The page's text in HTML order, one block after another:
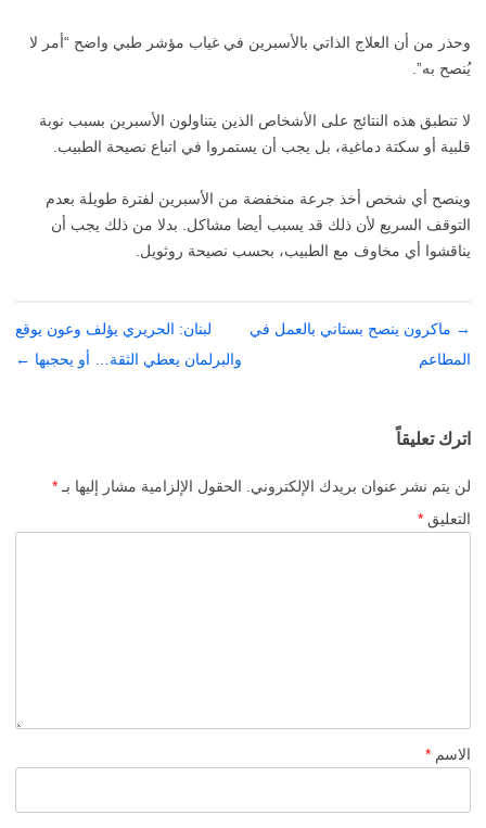
وحذر من أن العلاج الذاتي بالأسبرين في غياب مؤشر طبي واضح “أمر لا
يُنصح به”.
لا تنطبق هذه النتائج على الأشخاص الذين يتناولون الأسبرين بسبب نوبة
قلبية أو سكتة دماغية، بل يجب أن يستمروا في اتباع نصيحة الطبيب.
وينصح أي شخص أخذ جرعة منخفضة من الأسبرين لفترة طويلة بعدم
التوقف السريع لأن ذلك قد يسبب أيضا مشاكل. بدلا من ذلك يجب أن
يناقشوا أي مخاوف مع الطبيب، بحسب نصيحة روثويل.
تصفّح
المقالات
→ ماكرون ينصح بستاني بالعمل في
المطاعم
لبنان: الحريري يؤلف وعون يوقع
والبرلمان يعطي الثقة… أو يحجبها ←
اترك تعليقاً
لن يتم نشر عنوان بريدك الإلكتروني. الحقول الإلزامية مشار إليها بـ *
التعليق *
الاسم *